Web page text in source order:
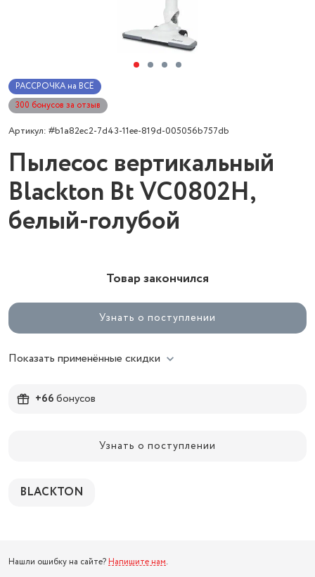
РАССРОЧКА на ВСЁ
300 бонусов за отзыв
Артикул: #b1a82ec2-7d43-11ee-819d-005056b757db
Пылесос вертикальный
Blackton Bt VC0802H,
белый-голубой
Товар закончился
Узнать о поступлении
Показать применённые скидки
+66бонусов
Узнать о поступлении
BLACKTON
Нашли ошибку на сайте? Напишите нам.